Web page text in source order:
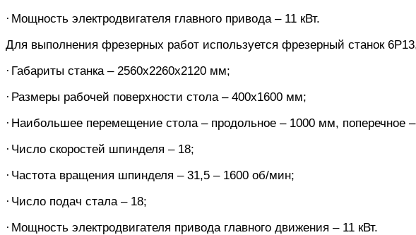
· Мощность электродвигателя главного привода – 11 кВт.
Для выполнения фрезерных работ используется фрезерный станок
· Габариты станка – 2560х2260х2120 мм;
· Размеры рабочей поверхности стола – 400х1600 мм;
· Наибольшее перемещение стола – продольное – 1000 мм, поперечное
· Число скоростей шпинделя – 18;
· Частота вращения шпинделя – 31,5 – 1600 об/мин;
· Число подач стала – 18;
· Мощность электродвигателя привода главного движения – 11 кВт.